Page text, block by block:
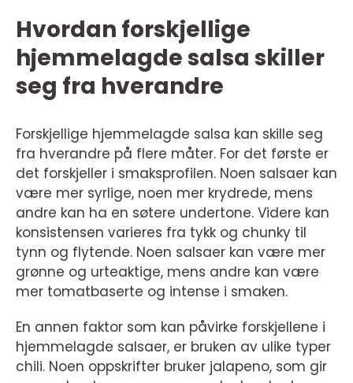
Hvordan forskjellige
hjemmelagde salsa skiller
seg fra hverandre
Forskjellige hjemmelagde salsa kan skille seg
fra hverandre på flere måter. For det første er
det forskjeller i smaksprofilen. Noen salsaer kan
være mer syrlige, noen mer krydrede, mens
andre kan ha en søtere undertone. Videre kan
konsistensen varieres fra tykk og chunky til
tynn og flytende. Noen salsaer kan være mer
grønne og urteaktige, mens andre kan være
mer tomatbaserte og intense i smaken.
En annen faktor som kan påvirke forskjellene i
hjemmelagde salsaer, er bruken av ulike typer
chili. Noen oppskrifter bruker jalapeno, som gir